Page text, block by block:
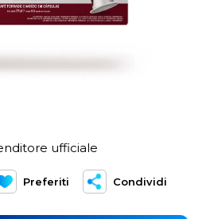
ufficiale
Preferiti Condividi